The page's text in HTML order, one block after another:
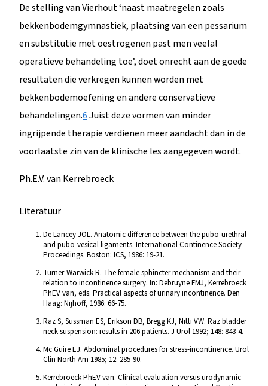
De stelling van Vierhout ‘naast maatregelen zoals
bekkenbodemgymnastiek, plaatsing van een pessarium
en substitutie met oestrogenen past men veelal
operatieve behandeling toe’, doet onrecht aan de goede
resultaten die verkregen kunnen worden met
bekkenbodemoefening en andere conservatieve
behandelingen.6Juist deze vormen van minder
ingrijpende therapie verdienen meer aandacht dan in de
voorlaatste zin van de klinische les aangegeven wordt.
Ph.E.V. van Kerrebroeck
Literatuur
De Lancey JOL. Anatomic difference between the pubo-urethral
and pubo-vesical ligaments. International Continence Society
Proceedings. Boston: ICS, 1986: 19-21.
Turner-Warwick R. The female sphincter mechanism and their
relation to incontinence surgery. In: Debruyne FMJ, Kerrebroeck
PhEV van, eds. Practical aspects of urinary incontinence. Den
Haag: Nijhoff, 1986: 66-75.
Raz S, Sussman ES, Erikson DB, Bregg KJ, Nitti VW. Raz bladder
neck suspension: results in 206 patients. J Urol 1992; 148: 843-4.
Mc Guire EJ. Abdominal procedures for stress-incontinence. Urol
Clin North Am 1985; 12: 285-90.
Kerrebroeck PhEV van. Clinical evaluation versus urodynamic